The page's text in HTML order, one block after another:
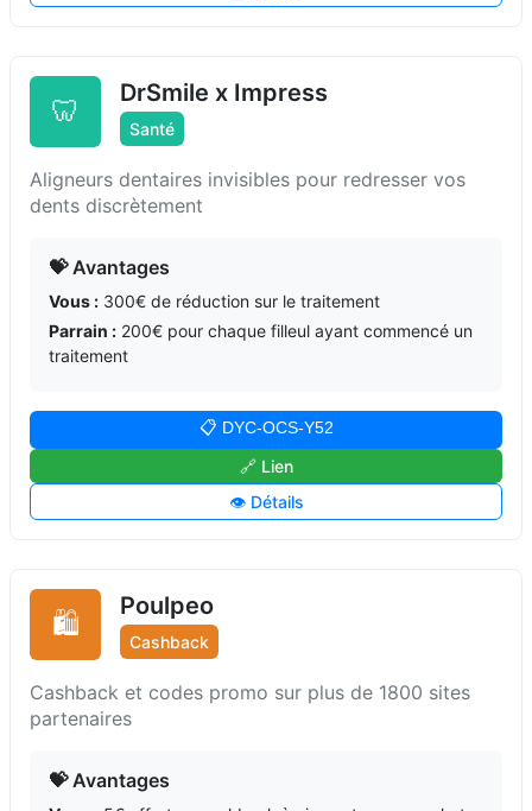
🦷
DrSmile x Impress
Santé
Aligneurs dentaires invisibles pour redresser vos
dents discrètement
💝 Avantages
Vous : 300€ de réduction sur le traitement
Parrain : 200€ pour chaque filleul ayant commencé un
traitement
📋 DYC-OCS-Y52
🔗 Lien
👁️ Détails
🛍️
Poulpeo
Cashback
Cashback et codes promo sur plus de 1800 sites
partenaires
💝 Avantages